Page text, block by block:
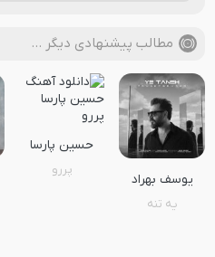
مطالب پیشنهادی دیگر …
یوسف بهراد
یه تنه
حسین پارسا
پررو